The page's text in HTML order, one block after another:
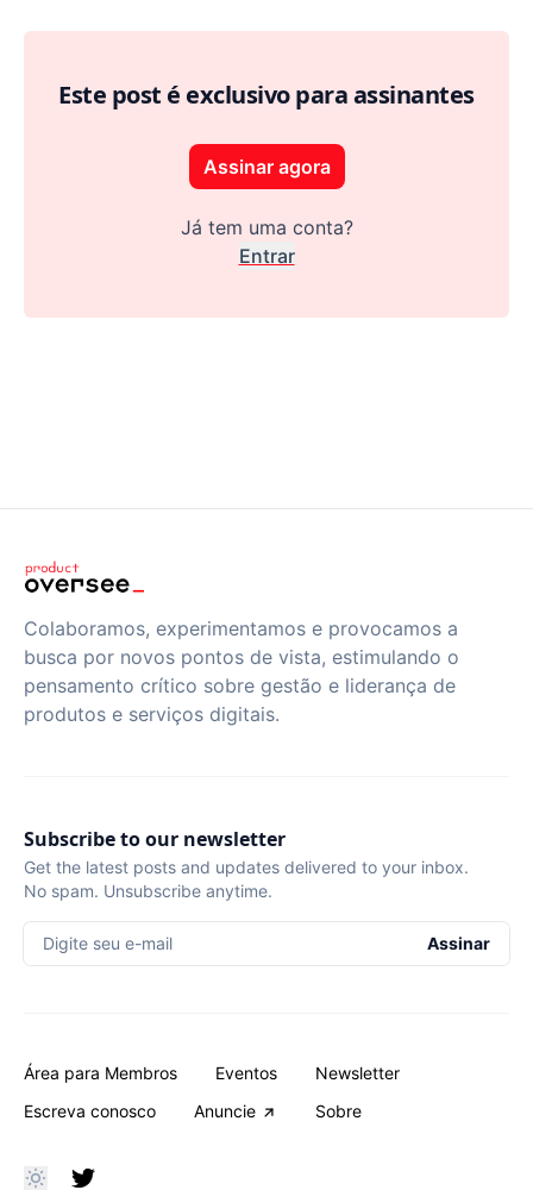
Como fazer uma 1:1 de qualidade
Este post é exclusivo para assinantes
Assinar agora
Já tem uma conta?
Entrar
Colaboramos, experimentamos e provocamos a
busca por novos pontos de vista, estimulando o
pensamento crítico sobre gestão e liderança de
produtos e serviços digitais.
Subscribe to our newsletter
Get the latest posts and updates delivered to your inbox.
No spam. Unsubscribe anytime.
Digite seu e-mail Assinar
Área para Membros Eventos
Newsletter
Escreva conosco
Anuncie Sobre